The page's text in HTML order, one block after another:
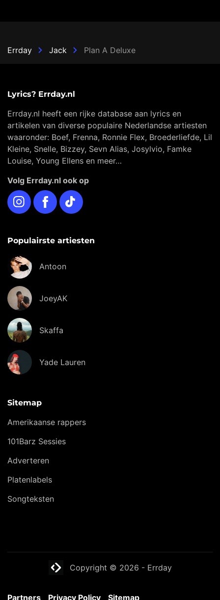
Errday Jack Plan A Deluxe
Lyrics? Errday.nl
Errday.nl heeft een rijke database aan lyrics en
artikelen van diverse populaire Nederlandse artiesten
waaronder: Boef, Frenna, Ronnie Flex, Broederliefde, Lil
Kleine, Snelle, Bizzey, Sevn Alias, Josylvio, Famke
Louise, Young Ellens en meer…
Volg Errday.nl ook op
InstagramFacebookTikTok
Populairste artiesten
Antoon
JoeyAK
Skaffa
Yade Lauren
Sitemap
Amerikaanse rappers
101Barz Sessies
Adverteren
Platenlabels
Songteksten
Website laten maken? | Brthmrk
Copyright © 2026 - Errday
Partners Privacy Policy Sitemap